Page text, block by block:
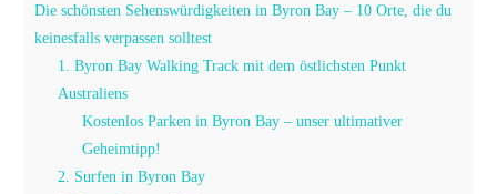
Die schönsten Sehenswürdigkeiten in Byron Bay – 10 Orte, die du
keinesfalls verpassen solltest
1. Byron Bay Walking Track mit dem östlichsten Punkt
Australiens
Kostenlos Parken in Byron Bay – unser ultimativer
Geheimtipp!
2. Surfen in Byron Bay